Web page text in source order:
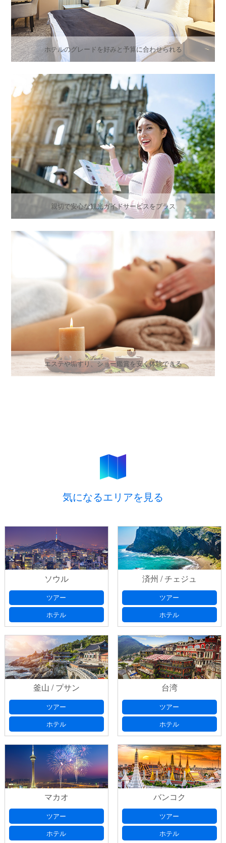
ホテルのグレードを好みと予算に合わせられる
親切で安心な観光ガイドサービスをプラス
エステや垢すり、ショー鑑賞を安く体験できる
気になるエリアを見る
ソウル
ツアー
ホテル
済州 / チェジュ
ツアー
ホテル
釜山 / プサン
ツアー
ホテル
台湾
ツアー
ホテル
マカオ
ツアー
ホテル
バンコク
ツアー
ホテル